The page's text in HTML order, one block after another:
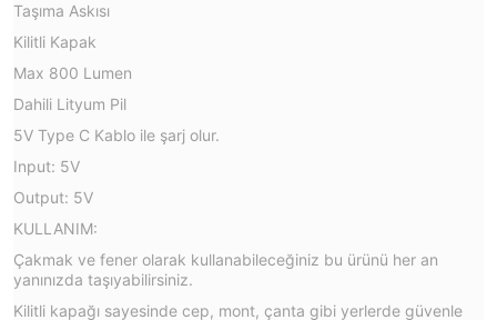
Taşıma Askısı
Kilitli Kapak
Max 800 Lumen
Dahili Lityum Pil
5V Type C Kablo ile şarj olur.
Input: 5V
Output: 5V
KULLANIM:
Çakmak ve fener olarak kullanabileceğiniz bu ürünü her an
yanınızda taşıyabilirsiniz.
Kilitli kapağı sayesinde cep, mont, çanta gibi yerlerde güvenle